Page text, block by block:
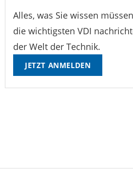
Alles, was Sie wissen
die wichtigsten VDI
der Welt der Technik.
JETZT ANMELDEN